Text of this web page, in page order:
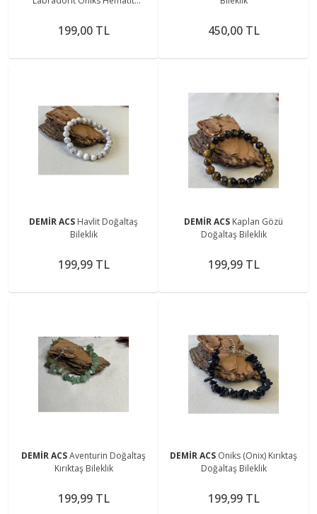
199,00 TL 450,00 TL
DEMİR ACS Havlit Doğaltaş
Bileklik
199,99 TL
DEMİR ACS Kaplan Gözü
Doğaltaş Bileklik
199,99 TL
DEMİR ACSAventurin Doğaltaş
Kırıktaş Bileklik
199,99 TL
DEMİR ACS Oniks (Onix) Kırıktaş
Doğaltaş Bileklik
199,99 TL